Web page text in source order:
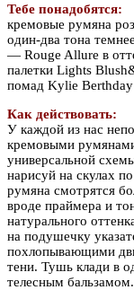
Тебе понадобятся:
кремовые румяна
один-два тона
— Rouge Allure в
палетки Lights
помад Kylie
Как действовать:
У каждой из нас
кремовыми
универсальной
нарисуй на скулах
румяна смотрятся
вроде праймера и
натурального
на подушечку
похлопывающими
тени. Тушь клади в
телесным бальзамом.